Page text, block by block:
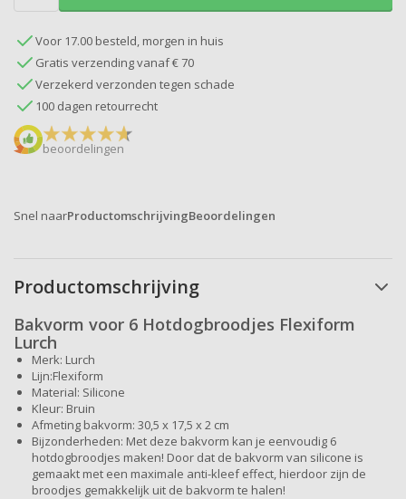
Voor 17.00 besteld, morgen in huis
Gratis verzending vanaf € 70
Verzekerd verzonden tegen schade
100 dagen retourrecht
beoordelingen
Snel naarProductomschrijvingBeoordelingen
Productomschrijving
Bakvorm voor 6 Hotdogbroodjes Flexiform
Lurch
Merk: Lurch
Lijn:Flexiform
Material: Silicone
Kleur: Bruin
Afmeting bakvorm: 30,5 x 17,5 x 2 cm
Bijzonderheden: Met deze bakvorm kan je eenvoudig 6
hotdogbroodjes maken! Door dat de bakvorm van silicone is
gemaakt met een maximale anti-kleef effect, hierdoor zijn de
broodjes gemakkelijk uit de bakvorm te halen!